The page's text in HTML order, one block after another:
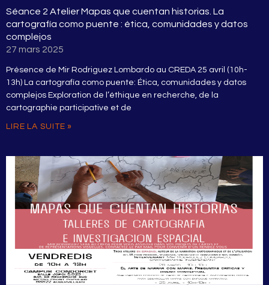
Séance 2 Atelier Mapas que cuentan historias. La
cartografía como puente : ética, comunidades y datos
complejos
27 mars 2025
Présence de Mir Rodriguez Lombardo au CREDA 25 avril (10h-
13h) La cartografía como puente: Ética, comunidades y datos
complejos Exploration de l’éthique en recherche, de la
cartographie participative et de
LIRE LA SUITE »